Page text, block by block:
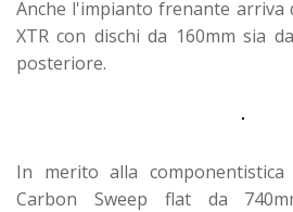
Anche l'impianto frenante arriva
XTR con dischi da 160mm sia
posteriore.
In merito alla
Carbon Sweep flat da